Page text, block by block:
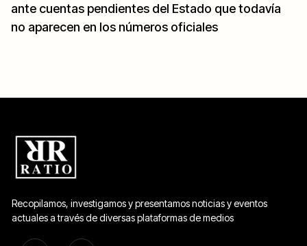
ante cuentas pendientes del Estado que todavía
no aparecen en los números oficiales
Recopilamos, investigamos y presentamos noticias y eventos
actuales a través de diversas plataformas de medios